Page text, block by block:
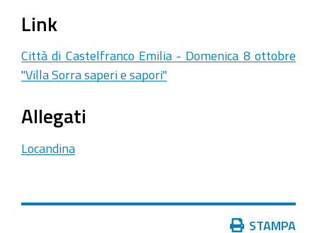
Camera
di
Commercio
e
sapori
di
Link
Città di Castelfranco Emilia - Domenica 8 ottobre
"Villa Sorra saperi e sapori"
Allegati
Locandina
STAMPA